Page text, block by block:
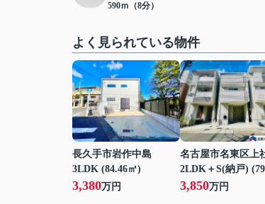
590ｍ（8分）
よく見られている物件
長久手市岩作中島
3LDK (84.46㎡)
3,380万円
名古屋市名東区上
2LDK＋S(納戸)
3,850万円